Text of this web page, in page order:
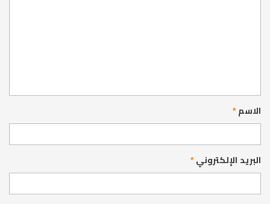
الاسم*
البريد الإلكتروني*